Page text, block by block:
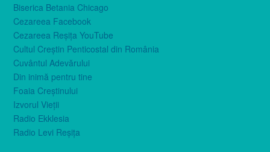
Biserica Betania Chicago
Cezareea Facebook
Cezareea Reşiţa YouTube
Cultul Creştin Penticostal din România
Cuvântul Adevărului
Din inimă pentru tine
Foaia Creştinului
Izvorul Vieţii
Radio Ekklesia
Radio Levi Reşiţa